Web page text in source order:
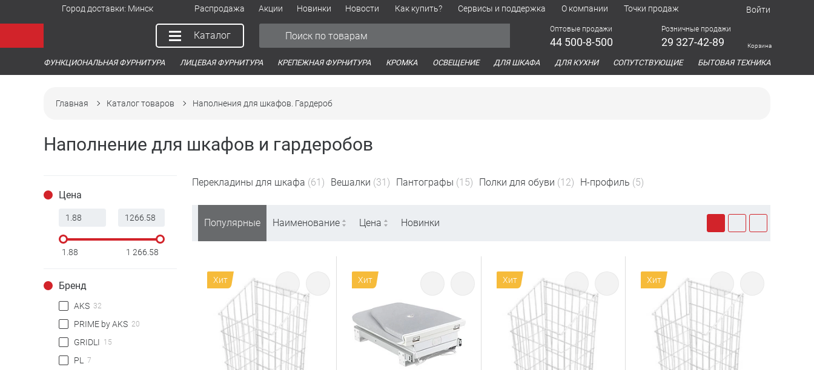
Город доставки: Минск Распродажа Акции Новинки Новости Как купить? Сервисы и поддержка О компании Точки продаж Войти
Каталог
Оптовые продажи
44 500-8-500
Розничные продажи
29 327-42-89 Корзина
ФУНКЦИОНАЛЬНАЯ ФУРНИТУРА ЛИЦЕВАЯ ФУРНИТУРА КРЕПЕЖНАЯ ФУРНИТУРА КРОМКА ОСВЕЩЕНИЕ ДЛЯ ШКАФА ДЛЯ КУХНИ СОПУТСТВУЮЩИЕ БЫТОВАЯ ТЕХНИКА
Главная Каталог товаров Наполнения для шкафов. Гардероб
Наполнение для шкафов и гардеробов
Цена
1.88 1 266.58
Бренд
AKS 32
PRIME by AKS 20
GRIDLI 15
PL 7
Перекладины для шкафа (61) Вешалки (31) Пантографы (15) Полки для обуви (12) Н-профиль (5)
Популярные Наименование Цена Новинки
Хит Хит Хит Хит